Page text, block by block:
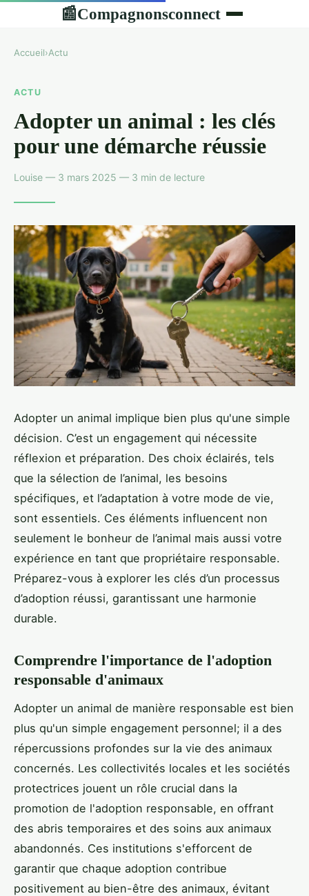
📰Compagnonsconnect
Accueil›Actu
ACTU
Adopter un animal : les clés
pour une démarche réussie
Louise — 3 mars 2025 — 3 min de lecture
Adopter un animal implique bien plus qu'une simple
décision. C’est un engagement qui nécessite
réflexion et préparation. Des choix éclairés, tels
que la sélection de l’animal, les besoins
spécifiques, et l’adaptation à votre mode de vie,
sont essentiels. Ces éléments influencent non
seulement le bonheur de l’animal mais aussi votre
expérience en tant que propriétaire responsable.
Préparez-vous à explorer les clés d’un processus
d’adoption réussi, garantissant une harmonie
durable.
Comprendre l'importance de l'adoption
responsable d'animaux
Adopter un animal de manière responsable est bien
plus qu'un simple engagement personnel; il a des
répercussions profondes sur la vie des animaux
concernés. Les collectivités locales et les sociétés
protectrices jouent un rôle crucial dans la
promotion de l'adoption responsable, en offrant
des abris temporaires et des soins aux animaux
abandonnés. Ces institutions s'efforcent de
garantir que chaque adoption contribue
positivement au bien-être des animaux, évitant